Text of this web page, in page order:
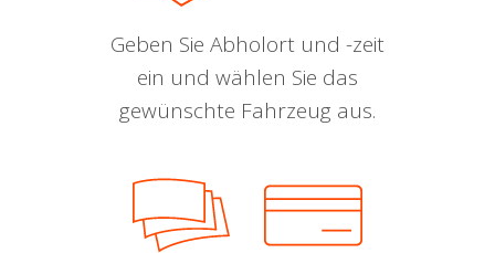
Geben Sie Abholort und -zeit
ein und wählen Sie das
gewünschte Fahrzeug aus.